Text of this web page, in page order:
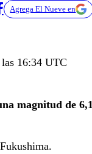
Agrega El Nueve en
16:34 UTC
magnitud de 6,1